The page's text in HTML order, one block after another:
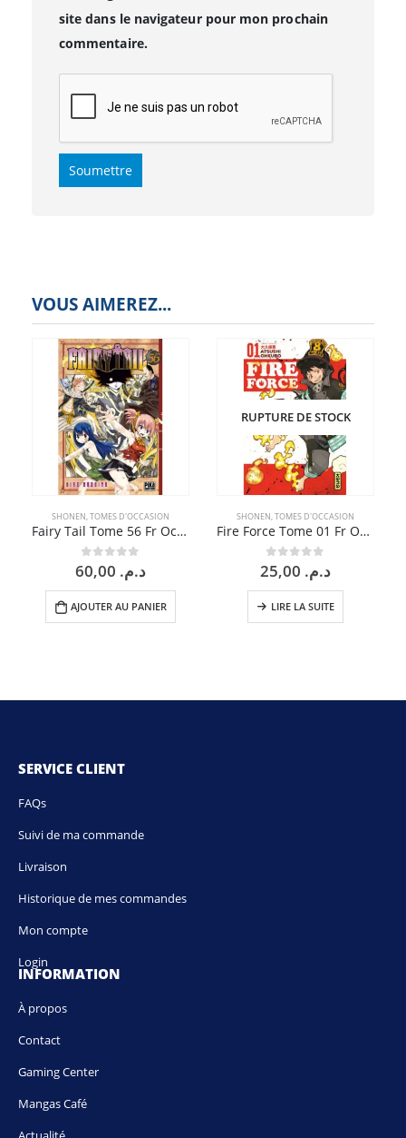
site dans le navigateur pour mon prochain
commentaire.
VOUS AIMEREZ...
SHONEN,TOMES D'OCCASION
Fairy Tail Tome 56 Fr Occasion
0sur 5د.م.
AJOUTER AU PANIER
RUPTURE DE STOCK
SHONEN,TOMES D'OCCASION
Fire Force Tome 01 Fr Occasion
0sur 5د.م.
LIRE LA SUITE
SERVICE CLIENT
FAQs
Suivi de ma commande
Livraison
Historique de mes commandes
Mon compte
Login
INFORMATION
À propos
Contact
Gaming Center
Mangas Café